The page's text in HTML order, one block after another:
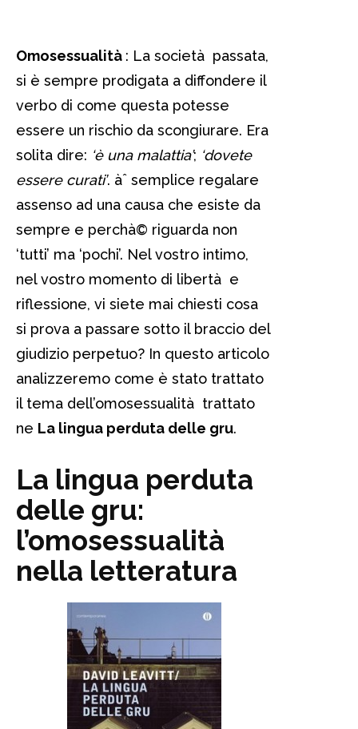
Omosessualità : La società passata,
si è sempre prodigata a diffondere il
verbo di come questa potesse
essere un rischio da scongiurare. Era
solita dire: ‘è una malattia’; ‘dovete
essere curati’. àˆ semplice regalare
assenso ad una causa che esiste da
sempre e perchà© riguarda non
‘tutti’ ma ‘pochi’. Nel vostro intimo,
nel vostro momento di libertà e
riflessione, vi siete mai chiesti cosa
si prova a passare sotto il braccio del
giudizio perpetuo? In questo articolo
analizzeremo come è stato trattato
il tema dell’omosessualità trattato
ne La lingua perduta delle gru.
La lingua perduta
delle gru:
l’omosessualità
nella letteratura